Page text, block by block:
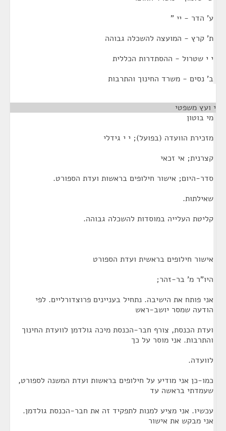
ע' הדר - יי "
ת' קרץ - המועצה להשכלה גבוהה
י י שטרול - ההסתדרות הכללית
ב' נסים - משרד החינוך והתרבות
י ועץ משפטי
מי בוטון
מזכירת הוועדה (בפועל); י י גידלי
קצרנית; אי זכאי
סדר-היום; אישור חילופים בראשות ועדת הספורט.
שאילתות.
קליטת העלייה במוסדות להשכלה גבוהה.
אישור חילופים בראשית ועדת הספורט
היו"ר מ' בר-זהר;
אני פותח את הישיבה. נתחיל בעניינים פרוצדורליים. לפי
הודעה שמסר יושב-ראש
ועדת הכנסת, צורף חבר-הכנסת מיכה גולדמן לוועדת החינוך
והתרבות. אני מוסר על כך
לוועדה.
כמו-כן אני מודיע על חילופים בראשות ועדת המשנה לספורט,
שעמדתי בראשה עד
עכשיו. אני מציע למנות לתפקיד זה את חבר-הכנסת גולדמן.
אני מבקש את אישור